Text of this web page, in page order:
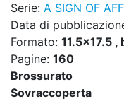
Serie: A SIGN OF
Data di
Formato: 11.5x17.5 ,
Pagine: 160
Brossurato
Sovraccoperta